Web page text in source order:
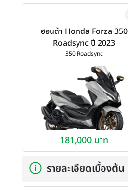
ฮอนด้า Honda Forza 350
Roadsync ปี 2023
350 Roadsync
181,000 บาท
รายละเอียดเบื้องต้น